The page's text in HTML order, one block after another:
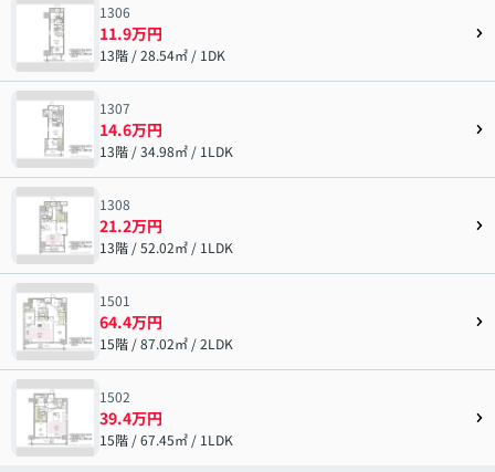
1306
11.9万円
13階 / 28.54㎡ / 1DK
1307
14.6万円
13階 / 34.98㎡ / 1LDK
1308
21.2万円
13階 / 52.02㎡ / 1LDK
1501
64.4万円
15階 / 87.02㎡ / 2LDK
1502
39.4万円
15階 / 67.45㎡ / 1LDK